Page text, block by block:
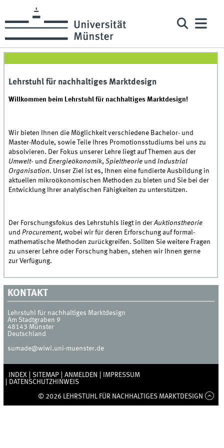
Lehrstuhl für nachhaltiges Marktdesign
Willkommen beim Lehrstuhl für nachhaltiges Marktdesign!
Wir bieten Ihnen die Möglichkeit verschiedene Bachelor- und
Master-Module, sowie Teile Ihres Promotionsstudiums bei uns zu
absolvieren. Der Fokus unserer Lehre liegt auf Themen aus der
Umwelt- und Energieökonomik,Spieltheorie und Industrial
Organisation. Unser Ziel ist es, Ihnen eine fundierte Ausbildung in
aktuellen mikroökonomischen Methoden zu bieten und Sie bei der
Entwicklung Ihrer analytischen Fähigkeiten zu unterstützen.
Der Forschungsfokus des Lehrstuhls liegt in derAuktionstheorie
und Procurement, wobei wir für deren Erforschung auf formal-
mathematische Methoden zurückgreifen. Sollten Sie weitere Fragen
zu unserer Lehre oder Forschung haben, stehen wir Ihnen gerne
zur Verfügung.
KONTAKT
Lehrstuhl für nachhaltiges Marktdesign
Am Stadtgraben 9
48143 Münster
Deutschland
sumade@wiwi.uni-muenster.de
INDEX SITEMAP ANMELDEN
IMPRESSUM
DATENSCHUTZHINWEIS
© 2026 LEHRSTUHL FÜR NACHHALTIGES MARKTDESIGN